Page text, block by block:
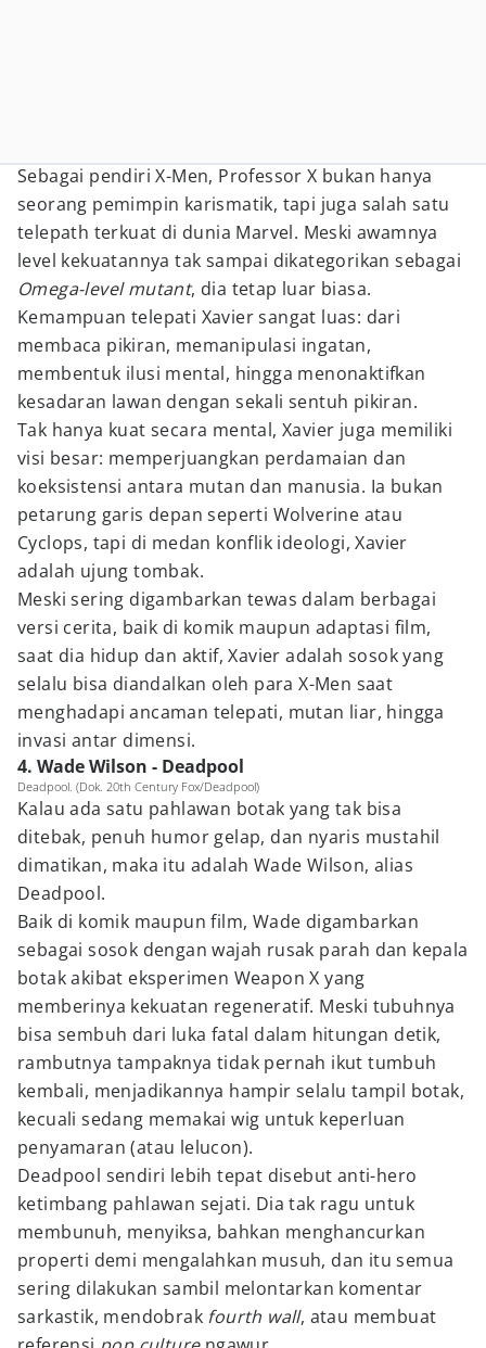
Sebagai pendiri X-Men, Professor X bukan hanya
seorang pemimpin karismatik, tapi juga salah satu
telepath terkuat di dunia Marvel. Meski awamnya
level kekuatannya tak sampai dikategorikan sebagai
Omega-level mutant, dia tetap luar biasa.
Kemampuan telepati Xavier sangat luas: dari
membaca pikiran, memanipulasi ingatan,
membentuk ilusi mental, hingga menonaktifkan
kesadaran lawan dengan sekali sentuh pikiran.
Tak hanya kuat secara mental, Xavier juga memiliki
visi besar: memperjuangkan perdamaian dan
koeksistensi antara mutan dan manusia. Ia bukan
petarung garis depan seperti Wolverine atau
Cyclops, tapi di medan konflik ideologi, Xavier
adalah ujung tombak.
Meski sering digambarkan tewas dalam berbagai
versi cerita, baik di komik maupun adaptasi film,
saat dia hidup dan aktif, Xavier adalah sosok yang
selalu bisa diandalkan oleh para X-Men saat
menghadapi ancaman telepati, mutan liar, hingga
invasi antar dimensi.
4. Wade Wilson - Deadpool
Deadpool. (Dok. 20th Century Fox/Deadpool)
Kalau ada satu pahlawan botak yang tak bisa
ditebak, penuh humor gelap, dan nyaris mustahil
dimatikan, maka itu adalah Wade Wilson, alias
Deadpool.
Baik di komik maupun film, Wade digambarkan
sebagai sosok dengan wajah rusak parah dan kepala
botak akibat eksperimen Weapon X yang
memberinya kekuatan regeneratif. Meski tubuhnya
bisa sembuh dari luka fatal dalam hitungan detik,
rambutnya tampaknya tidak pernah ikut tumbuh
kembali, menjadikannya hampir selalu tampil botak,
kecuali sedang memakai wig untuk keperluan
penyamaran (atau lelucon).
Deadpool sendiri lebih tepat disebut anti-hero
ketimbang pahlawan sejati. Dia tak ragu untuk
membunuh, menyiksa, bahkan menghancurkan
properti demi mengalahkan musuh, dan itu semua
sering dilakukan sambil melontarkan komentar
sarkastik, mendobrak fourth wall, atau membuat